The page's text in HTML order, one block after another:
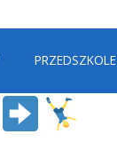
PRZEDSZKOLE